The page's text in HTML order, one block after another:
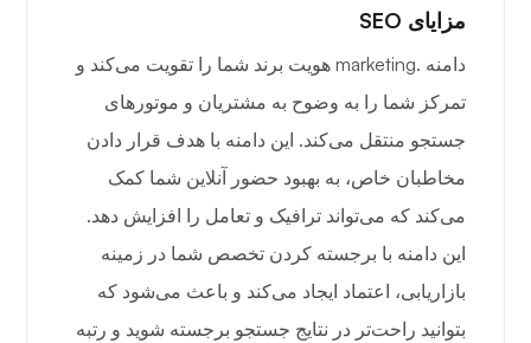
مزایای SEO
دامنه .marketing هویت برند شما را تقویت می‌کند و
تمرکز شما را به وضوح به مشتریان و موتورهای
جستجو منتقل می‌کند. این دامنه با هدف قرار دادن
مخاطبان خاص، به بهبود حضور آنلاین شما کمک
می‌کند که می‌تواند ترافیک و تعامل را افزایش دهد.
این دامنه با برجسته کردن تخصص شما در زمینه
بازاریابی، اعتماد ایجاد می‌کند و باعث می‌شود که
بتوانید راحت‌تر در نتایج جستجو برجسته شوید و رتبه